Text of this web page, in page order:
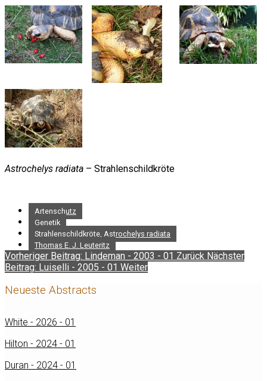
Astrochelys radiata – Strahlenschildkröte
Artenschutz
Genetik
Strahlenschildkröte, Astrochelys radiata
Thomas E. J. Leuteritz
Vorheriger Beitrag: Lindeman - 2003 - 01 Zurück Nächster
Beitrag: Luiselli - 2005 - 01 Weiter
Neueste Abstracts
White - 2026 - 01
Hilton - 2024 - 01
Duran - 2024 - 01